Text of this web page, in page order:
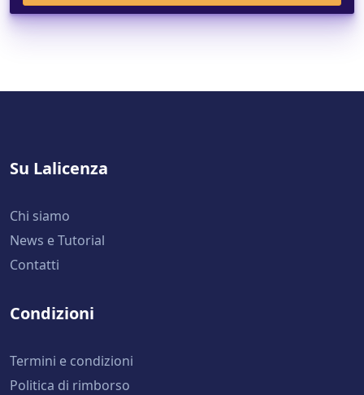
Su Lalicenza
Chi siamo
News e Tutorial
Contatti
Condizioni
Termini e condizioni
Politica di rimborso